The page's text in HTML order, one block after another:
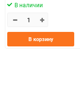
В наличии
В корзину